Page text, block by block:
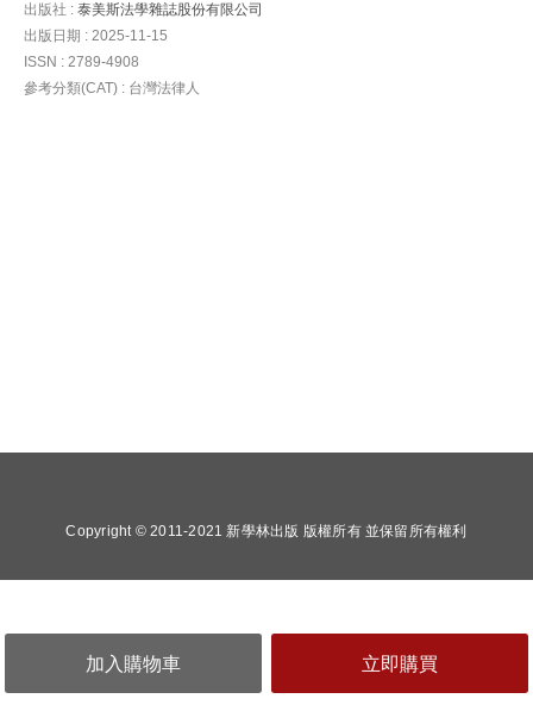
出版社 : 泰美斯法學雜誌股份有限公司
出版日期 : 2025-11-15
ISSN : 2789-4908
參考分類(CAT) : 台灣法律人
Copyright © 2011-2021 新學林出版 版權所有 並保留所有權利